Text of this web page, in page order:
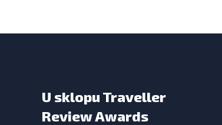
U sklopu Traveller
Review Awards